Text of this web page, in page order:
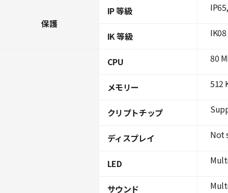
保護
IP 等級
IK 等級
CPU
メモリー
クリプトチップ
ディスプレイ
LED
サウンド
IK08
80
512
Not